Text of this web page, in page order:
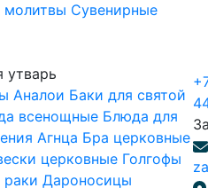
Сувенирные
утварь
Аналои Баки для святой
всенощные Блюда для
Агнца Бра церковные
церковные Голгофы
раки Дароносицы